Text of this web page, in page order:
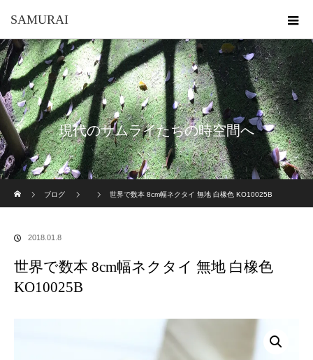
SAMURAI
現代のサムライたちの時空間へ
ブログ
世界で数本 8cm幅ネクタイ 無地 白橡色 KO10025B
2018.01.8
世界で数本 8cm幅ネクタイ 無地 白橡色
KO10025B